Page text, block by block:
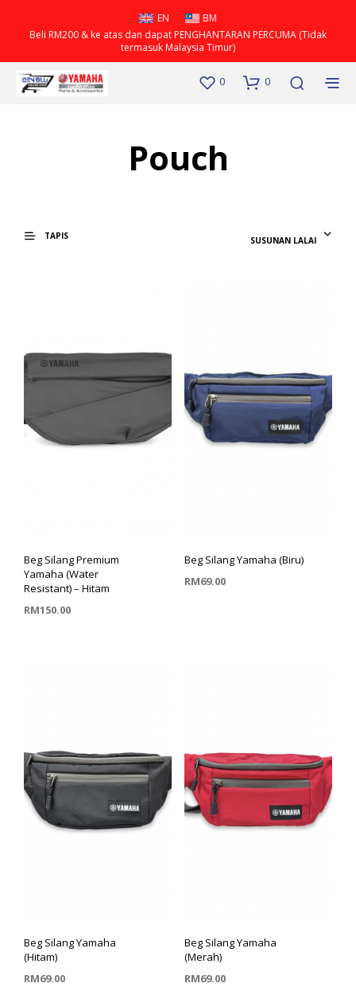
EN
BM
Beli RM200 & ke atas dan dapat PENGHANTARAN PERCUMA (Tidak
termasuk Malaysia Timur)
0 0
Pouch
TAPIS SUSUNAN LALAI
Beg Silang Premium
Yamaha (Water
Resistant) – Hitam
RM150.00
Beg Silang Yamaha (Biru)
RM69.00
Beg Silang Yamaha
(Hitam)
RM69.00
Beg Silang Yamaha
(Merah)
RM69.00